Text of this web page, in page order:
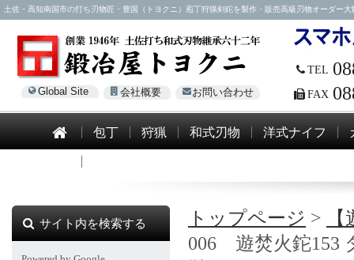
土佐・高知南国市の打ち刃物匠・豊国（トヨクニ）庖丁狩猟剣鉈を製作・販売高級刃物オーダー
Global Site 会社概要 お問い合わせ
TEL
FAX
包丁 狩猟 和式刃物 洋式ナイフ
トップページ >
006 遊焚火鉈153
サイト内を検索する